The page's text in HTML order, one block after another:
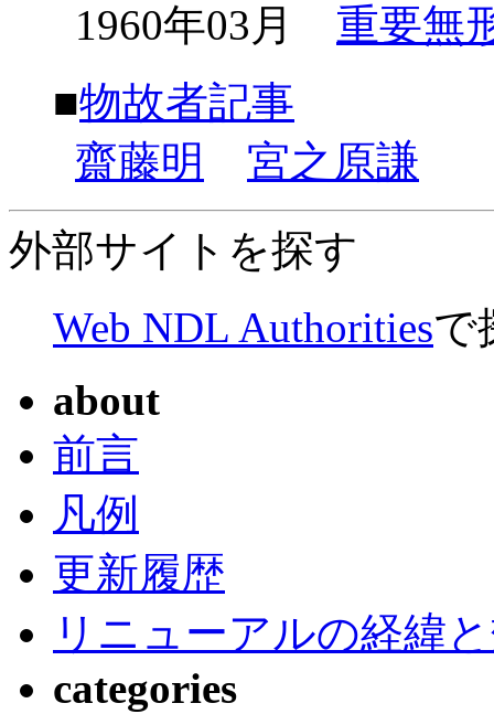
1960年03月 重要無
■物故者記事
齋藤明
宮之原謙
外部サイトを探す
Web NDL Authoritiesで
about
前言
凡例
更新履歴
リニューアルの経緯
categories